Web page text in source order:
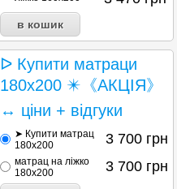
ᐅ Купити матраци
180х200 ✴️《АКЦІЯ》
↔ ціни + відгуки
➤ Купити матрац
180х200
3 700 грн
матрац на ліжко
180х200
3 700 грн